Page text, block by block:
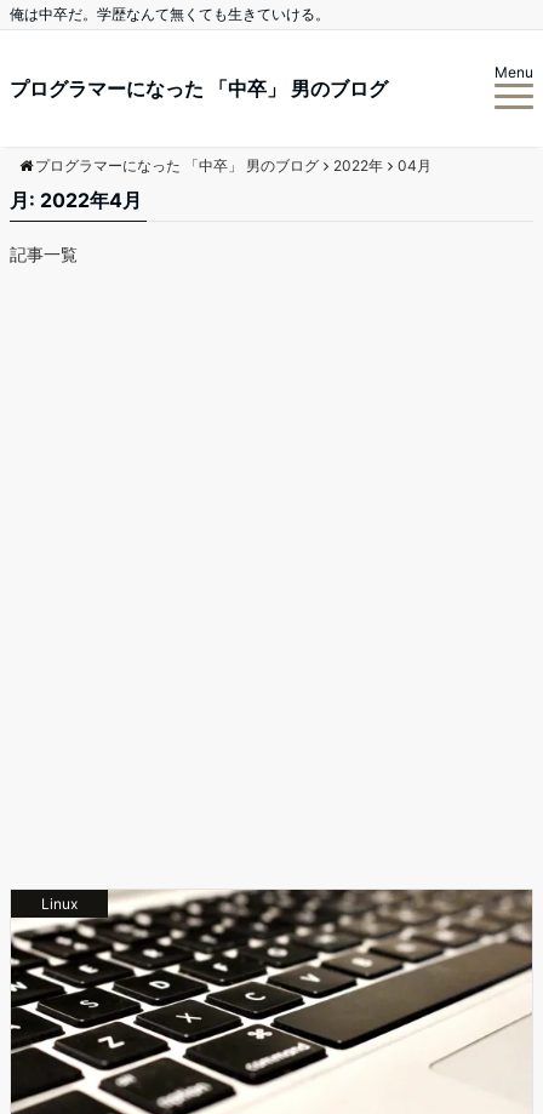
俺は中卒だ。学歴なんて無くても生きていける。
プログラマーになった 「中卒」 男のブログ
Menu
プログラマーになった 「中卒」 男のブログ 2022年 04月
月: 2022年4月
記事一覧
Linux